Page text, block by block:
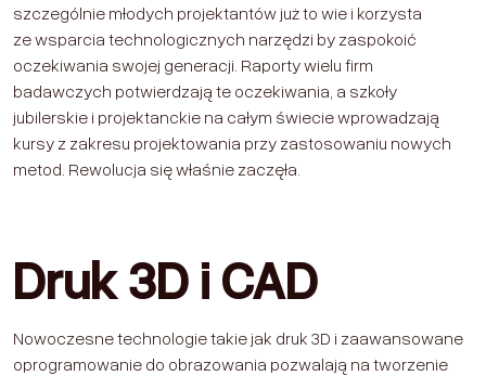
szczególnie młodych projektantów już to wie i korzysta
ze wsparcia technologicznych narzędzi by zaspokoić
oczekiwania swojej generacji. Raporty wielu firm
badawczych potwierdzają te oczekiwania, a szkoły
jubilerskie i projektanckie na całym świecie wprowadzają
kursy z zakresu projektowania przy zastosowaniu nowych
metod. Rewolucja się właśnie zaczęła.
Druk 3D i CAD
Nowoczesne technologie takie jak druk 3D i zaawansowane
oprogramowanie do obrazowania pozwalają na tworzenie